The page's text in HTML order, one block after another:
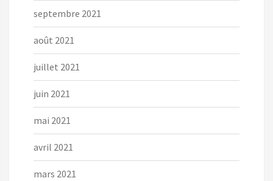
septembre 2021
août 2021
juillet 2021
juin 2021
mai 2021
avril 2021
mars 2021